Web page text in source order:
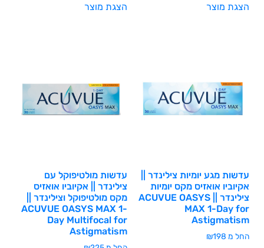
הצגת מוצר הצגת מוצר
עדשות מגע יומיות צילינדר ||
אקיוביו אואזיס מקס יומיות
צילינדר || ACUVUE OASYS
MAX 1-Day for
Astigmatism
החל מ ₪198
עדשות מולטיפוקל עם
צילינדר || אקיוביו אואזיס
מקס מולטיפוקל וצילינדר ||
ACUVUE OASYS MAX 1-
Day Multifocal for
Astigmatism